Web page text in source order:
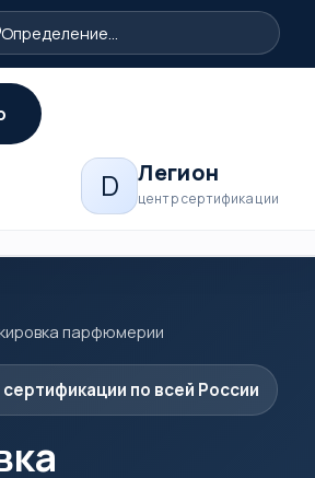
Определение...
D Легион
центр сертификации
парфюмерии
по всей России